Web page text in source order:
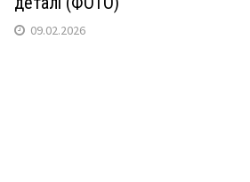
09.02.2026